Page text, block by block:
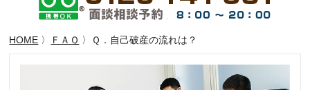
HOME 〉 ＦＡＱ 〉Ｑ．自己破産の流れは？